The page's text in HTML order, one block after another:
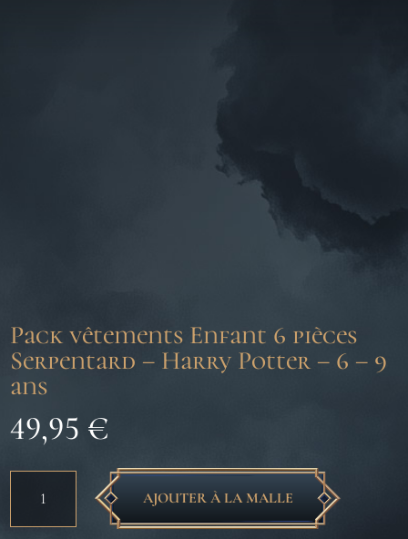
Pack vêtements Enfant 6 pièces
Serpentard – Harry Potter – 6 – 9
ans
49,95 €
Pack
AJOUTER À LA MALLE